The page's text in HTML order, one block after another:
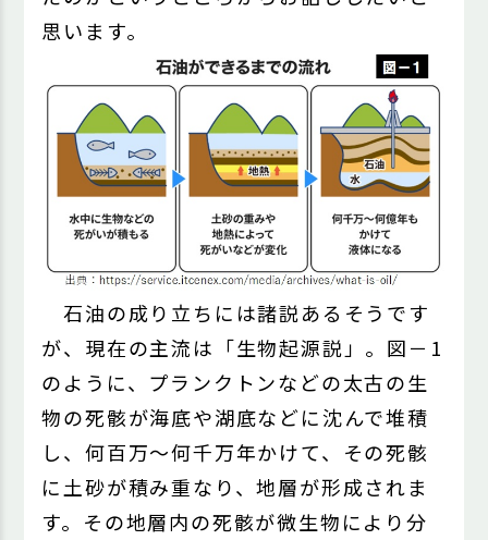
思います。
石油の成り立ちには諸説あるそうです
が、現在の主流は「生物起源説」。図－1
のように、プランクトンなどの太古の生
物の死骸が海底や湖底などに沈んで堆積
し、何百万～何千万年かけて、その死骸
に土砂が積み重なり、地層が形成されま
す。その地層内の死骸が微生物により分